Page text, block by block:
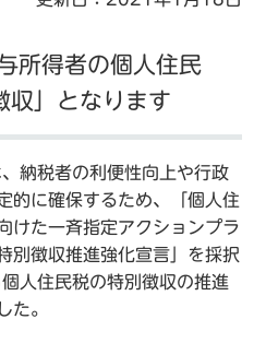
所得者の個人住民
収」となります
納税者の利便性向上や行政
的に確保するため、「個人住
けた一斉指定アクションプラ
別徴収推進強化宣言」を採択
人住民税の特別徴収の推進
た。